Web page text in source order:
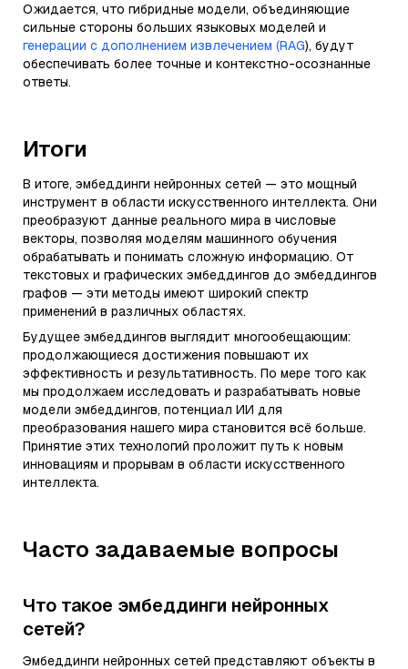
Ожидается, что гибридные модели, объединяющие
сильные стороны больших языковых моделей и
генерации с дополнением извлечением (RAG), будут
обеспечивать более точные и контекстно-осознанные
ответы.
Итоги
В итоге, эмбеддинги нейронных сетей — это мощный
инструмент в области искусственного интеллекта. Они
преобразуют данные реального мира в числовые
векторы, позволяя моделям машинного обучения
обрабатывать и понимать сложную информацию. От
текстовых и графических эмбеддингов до эмбеддингов
графов — эти методы имеют широкий спектр
применений в различных областях.
Будущее эмбеддингов выглядит многообещающим:
продолжающиеся достижения повышают их
эффективность и результативность. По мере того как
мы продолжаем исследовать и разрабатывать новые
модели эмбеддингов, потенциал ИИ для
преобразования нашего мира становится всё больше.
Принятие этих технологий проложит путь к новым
инновациям и прорывам в области искусственного
интеллекта.
Часто задаваемые вопросы
Что такое эмбеддинги нейронных
сетей?
Эмбеддинги нейронных сетей представляют объекты в